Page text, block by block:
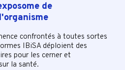
de
confrontés à toutes sortes
IBiSA déploient des
pour les cerner et
la santé.